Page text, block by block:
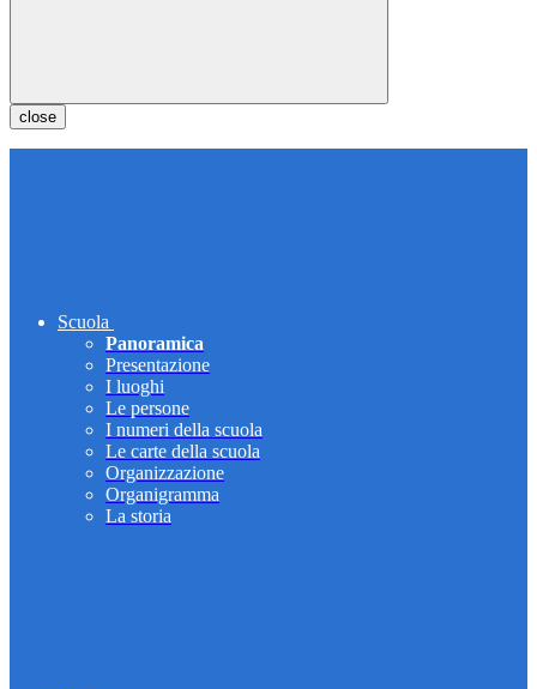
close
Scuola
Panoramica
Presentazione
I luoghi
Le persone
I numeri della scuola
Le carte della scuola
Organizzazione
Organigramma
La storia